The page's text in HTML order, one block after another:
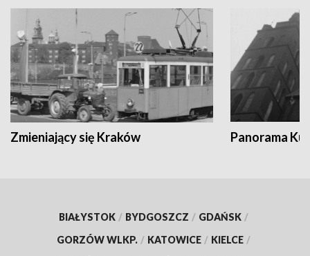
Zmieniający się Kraków Panorama
BIAŁYSTOK / BYDGOSZCZ / GDAŃSK /
GORZÓW WLKP. / KATOWICE / KIELCE /